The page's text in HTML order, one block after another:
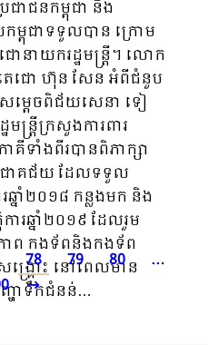
ាជនកម្ពុជា និង
ម្ពុជាទទួលបាន ក្រោម
ោនាយករដ្ឋមន្ត្រី។ លោក
េជោ ហ៊ុន សែន អំពីជំនួប
ម្ដេចពិជ័យសេនា ទៀ
មន្រ្តីក្រសួងការពារ
គីទាំងពីរបានពិភាក្សា
ជោគជ័យ ដែលទទួល
នាំ២០១៨ កន្លងមក និង
រឆ្នាំ២០១៩ ដែលរួម
ភាព កងទ័ពនិងកងទ័ព
ង្គ្រោះ នៅពេលមាន
ហាទឹកជំនន់…
78 79 80
…